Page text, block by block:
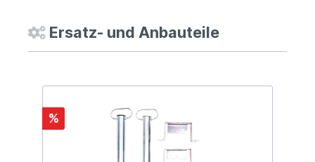
Ersatz- und Anbauteile
%